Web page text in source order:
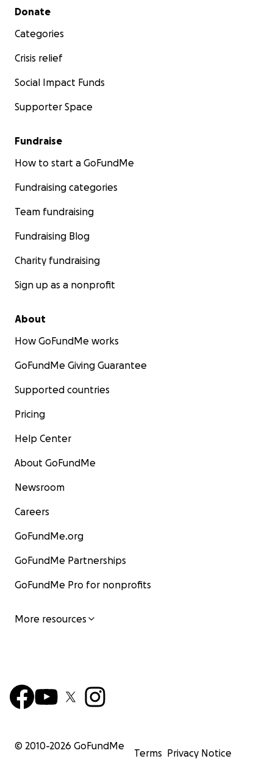
Secondary menu
Donate
Categories
Crisis relief
Social Impact Funds
Supporter Space
Fundraise
How to start a GoFundMe
Fundraising categories
Team fundraising
Fundraising Blog
Charity fundraising
Sign up as a nonprofit
About
How GoFundMe works
GoFundMe Giving Guarantee
Supported countries
Pricing
Help Center
About GoFundMe
Newsroom
Careers
GoFundMe.org
GoFundMe Partnerships
GoFundMe Pro for nonprofits
More resources
© 2010-2026 GoFundMe
Terms Privacy Notice